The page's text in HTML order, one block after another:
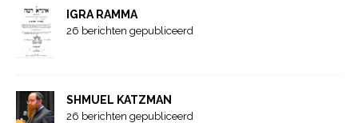
IGRA RAMMA
26 berichten gepubliceerd
SHMUEL KATZMAN
26 berichten gepubliceerd